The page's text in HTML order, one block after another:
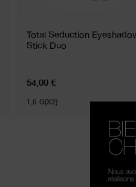
Total Seduction
Stick Duo
54,00 €
1,6 G(X2)
Nous